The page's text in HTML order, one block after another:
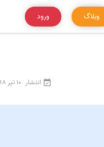
وبلاگ ورود
انتشار 10 تیر 1398